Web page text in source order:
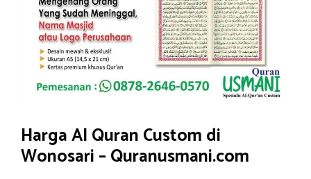
Harga Al Quran Custom di
Wonosari – Quranusmani.com